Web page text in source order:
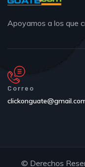
Apoyamos a los que
Correo
© Derechos